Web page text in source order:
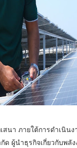
นา ภายใต้การดำเนิน
ด ผู้นำธุรกิจเกี่ยวกับพลั